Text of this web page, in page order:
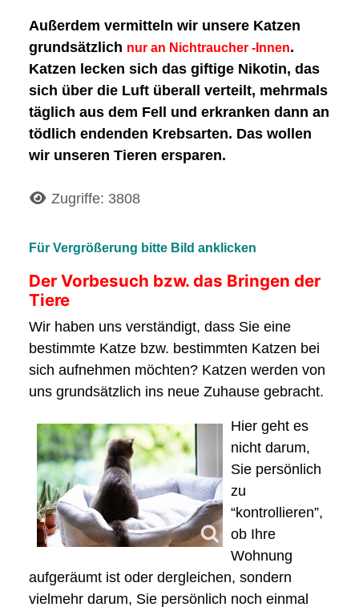
Außerdem vermitteln wir unsere Katzen
grundsätzlich nur an Nichtraucher -Innen.
Katzen lecken sich das giftige Nikotin, das
sich über die Luft überall verteilt, mehrmals
täglich aus dem Fell und erkranken dann an
tödlich endenden Krebsarten. Das wollen
wir unseren Tieren ersparen.
DetailsZugriffe: 3808
Für Vergrößerung bitte Bild anklicken
Der Vorbesuch bzw. das Bringen der
Tiere
Wir haben uns verständigt, dass Sie eine
bestimmte Katze bzw. bestimmten Katzen bei
sich aufnehmen möchten? Katzen werden von
uns grundsätzlich ins neue Zuhause gebracht.
Hier geht es
nicht darum,
Sie persönlich
zu
“kontrollieren”,
ob Ihre
Wohnung
aufgeräumt ist oder dergleichen, sondern
vielmehr darum, Sie persönlich noch einmal